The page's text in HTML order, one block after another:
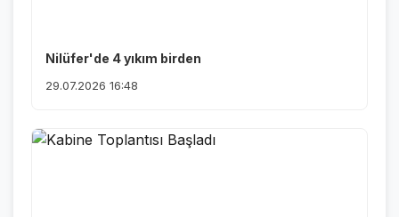
Nilüfer'de 4 yıkım birden
29.07.2026 16:48